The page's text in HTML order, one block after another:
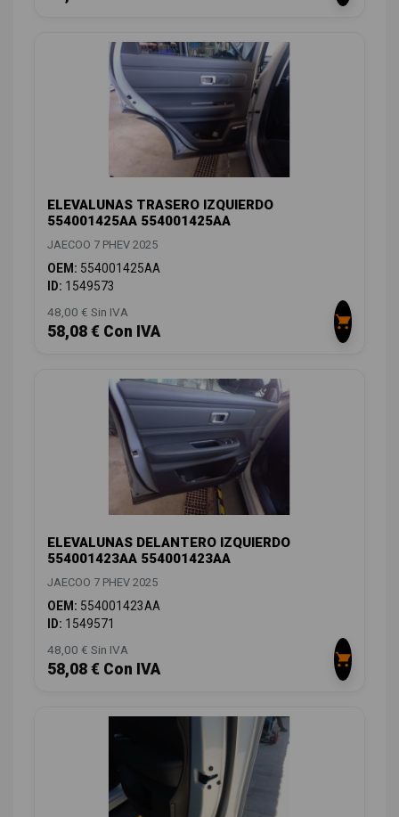
ELEVALUNAS TRASERO IZQUIERDO
554001425AA 554001425AA
JAECOO 7 PHEV 2025
OEM: 554001425AA
ID: 1549573
48,00 € Sin IVA
58,08 € Con IVA
ELEVALUNAS DELANTERO IZQUIERDO
554001423AA 554001423AA
JAECOO 7 PHEV 2025
OEM: 554001423AA
ID: 1549571
48,00 € Sin IVA
58,08 € Con IVA